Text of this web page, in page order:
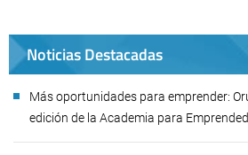
Noticias Destacadas
Más oportunidades para emprender:
edición de la Academia para